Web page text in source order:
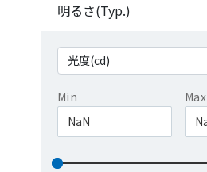
明るさ(Typ.)
Min Max